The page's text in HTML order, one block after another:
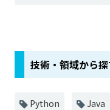
技術・領域から
Python Java